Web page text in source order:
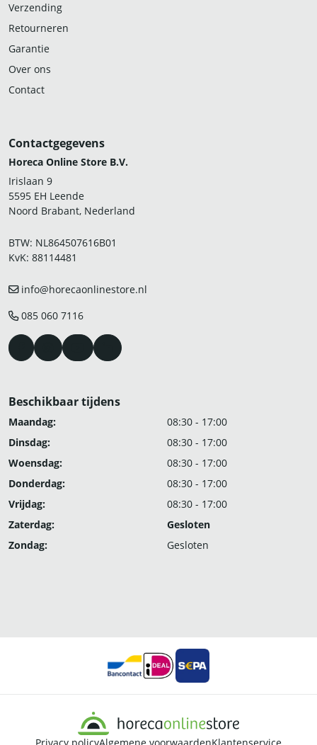
Verzending
Retourneren
Garantie
Over ons
Contact
Contactgegevens
Horeca Online Store B.V.
Irislaan 9
5595 EH Leende
Noord Brabant, Nederland
BTW: NL864507616B01
KvK: 88114481
info@horecaonlinestore.nl
085 060 7116
Beschikbaar tijdens
Maandag:
08:30 - 17:00
Dinsdag:
08:30 - 17:00
Woensdag:
08:30 - 17:00
Donderdag:
08:30 - 17:00
Vrijdag:
08:30 - 17:00
Zaterdag:
Gesloten
Zondag:
Gesloten